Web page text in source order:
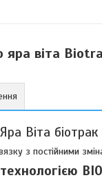
яра віта
Віта біотрак
з постійними